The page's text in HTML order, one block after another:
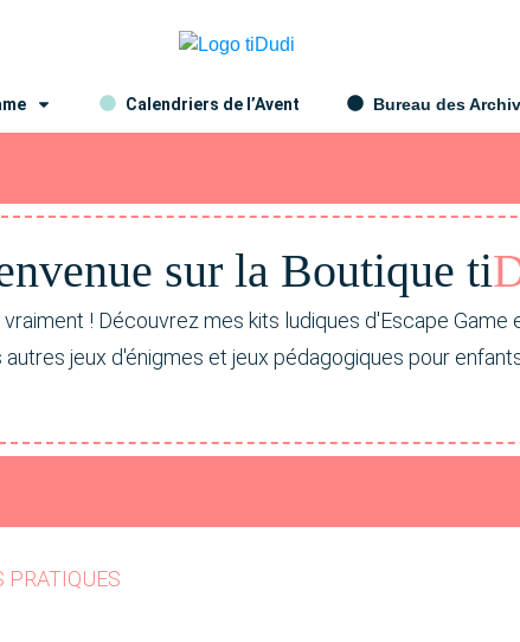
Calendriers de l’Avent Bureau des
sur la Boutique ti
! Découvrez mes kits ludiques d'Escape Game
jeux d'énigmes et jeux pédagogiques pour
PRATIQUES